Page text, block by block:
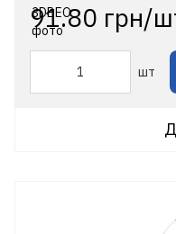
91.80 грн/
шт